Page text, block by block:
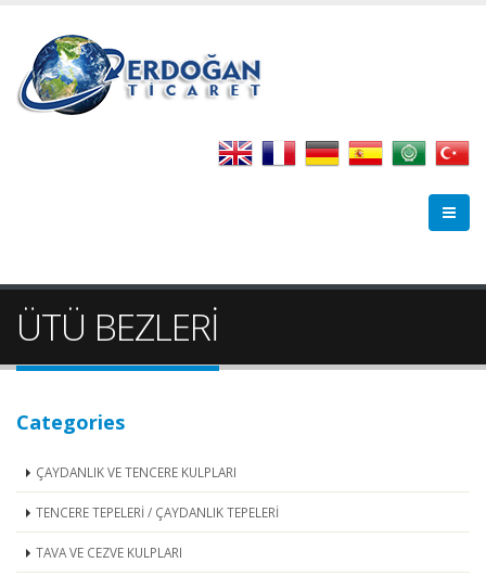
ÜTÜ BEZLERİ
Categories
ÇAYDANLIK VE TENCERE KULPLARI
TENCERE TEPELERİ / ÇAYDANLIK TEPELERİ
TAVA VE CEZVE KULPLARI